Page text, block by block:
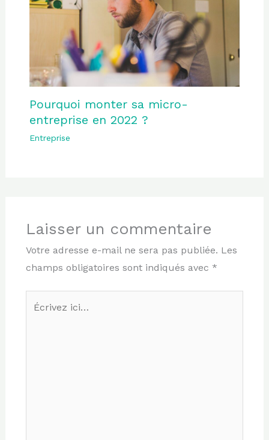
Pourquoi monter sa micro-
entreprise en 2022 ?
Entreprise
Laisser un commentaire
Votre adresse e-mail ne sera pas publiée. Les
champs obligatoires sont indiqués avec *